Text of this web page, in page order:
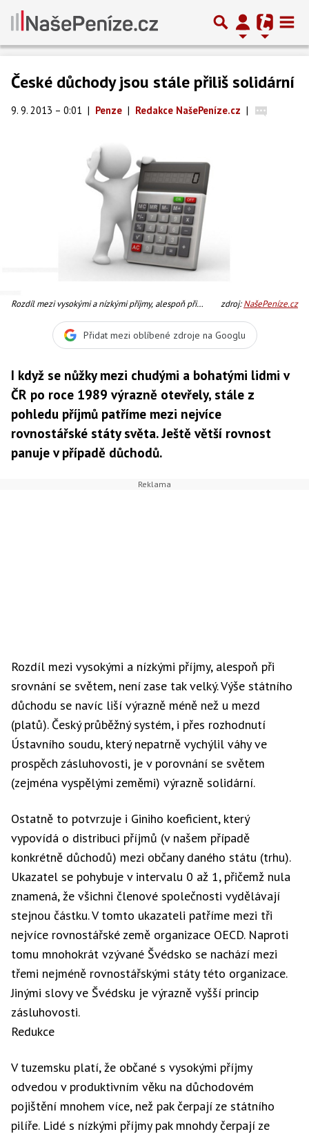
České důchody jsou stále přiliš solidární
9. 9. 2013 – 0:01 | Penze | Redakce NašePeníze.cz |
Rozdíl mezi vysokými a nízkými příjmy, alespoň při
důchodu se navíc liší výrazně méně než u mezd (platů).
Český průběžný systém, i přes rozhodnutí Ústavního
zdroj:NašePeníze.cz
Přidat mezi oblíbené zdroje na Googlu
I když se nůžky mezi chudými a bohatými lidmi v
ČR po roce 1989 výrazně otevřely, stále z
pohledu příjmů patříme mezi nejvíce
rovnostářské státy světa. Ještě větší rovnost
panuje v případě důchodů.
Rozdíl mezi vysokými a nízkými příjmy, alespoň při
srovnání se světem, není zase tak velký. Výše státního
důchodu se navíc liší výrazně méně než u mezd
(platů). Český průběžný systém, i přes rozhodnutí
Ústavního soudu, který nepatrně vychýlil váhy ve
prospěch zásluhovosti, je v porovnání se světem
(zejména vyspělými zeměmi) výrazně solidární.
Ostatně to potvrzuje i Giniho koeficient, který
vypovídá o distribuci příjmů (v našem případě
konkrétně důchodů) mezi občany daného státu (trhu).
Ukazatel se pohybuje v intervalu 0 až 1, přičemž nula
znamená, že všichni členové společnosti vydělávají
stejnou částku. V tomto ukazateli patříme mezi tři
nejvíce rovnostářské země organizace OECD. Naproti
tomu mnohokrát vzývané Švédsko se nachází mezi
třemi nejméně rovnostářskými státy této organizace.
Jinými slovy ve Švédsku je výrazně vyšší princip
zásluhovosti.
Redukce
V tuzemsku platí, že občané s vysokými příjmy
odvedou v produktivním věku na důchodovém
pojištění mnohem více, než pak čerpají ze státního
pilíře. Lidé s nízkými příjmy pak mnohdy čerpají ze